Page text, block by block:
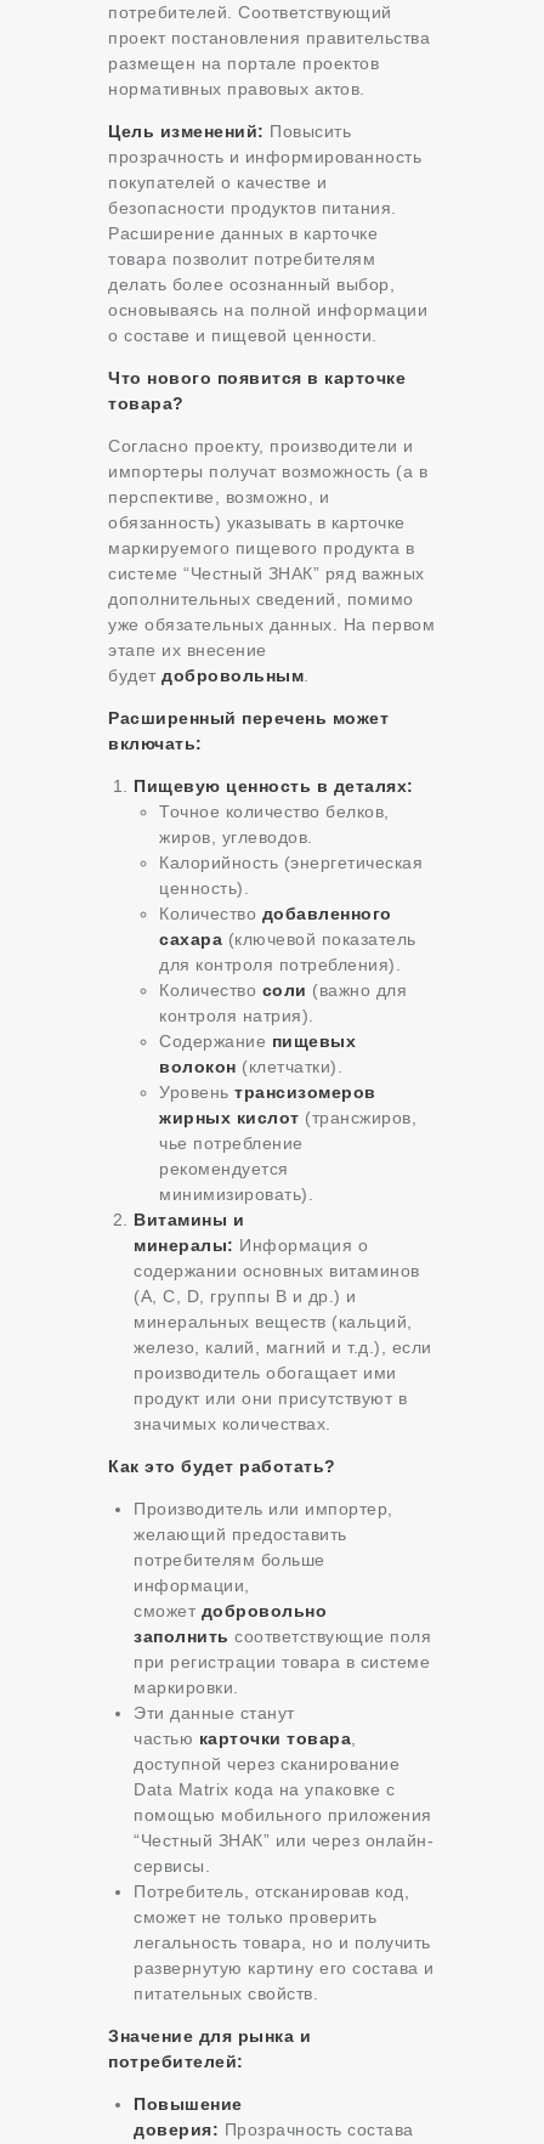
потребителей. Соответствующий
проект постановления правительства
размещен на портале проектов
нормативных правовых актов.
Цель изменений: Повысить
прозрачность и информированность
покупателей о качестве и
безопасности продуктов питания.
Расширение данных в карточке
товара позволит потребителям
делать более осознанный выбор,
основываясь на полной информации
о составе и пищевой ценности.
Что нового появится в карточке
товара?
Согласно проекту, производители и
импортеры получат возможность (а в
перспективе, возможно, и
обязанность) указывать в карточке
маркируемого пищевого продукта в
системе “Честный ЗНАК” ряд важных
дополнительных сведений, помимо
уже обязательных данных. На первом
этапе их внесение
будет добровольным
Расширенный перечень может
включать:
Пищевую ценность в деталях:
Точное количество белков,
жиров, углеводов.
Калорийность (энергетическая
ценность).
Количество добавленного
сахара (ключевой показатель
для контроля потребления).
Количество соли (важно для
контроля натрия).
Содержание пищевых
волокон (клетчатки).
Уровень трансизомеров
жирных кислот (трансжиров,
чье потребление
рекомендуется
минимизировать).
Витамины и
минералы: Информация о
содержании основных витаминов
(A, C, D, группы B и др.) и
минеральных веществ (кальций,
железо, калий, магний и т.д.), если
производитель обогащает ими
продукт или они присутствуют в
значимых количествах.
Как это будет работать?
Производитель или импортер,
желающий предоставить
потребителям больше
информации,
сможет добровольно
заполнить соответствующие поля
при регистрации товара в системе
маркировки.
Эти данные станут
частью карточки товара
доступной через сканирование
Data Matrix кода на упаковке с
помощью мобильного приложения
“Честный ЗНАК” или через онлайн-
сервисы.
Потребитель, отсканировав код,
сможет не только проверить
легальность товара, но и получить
развернутую картину его состава и
питательных свойств.
Значение для рынка и
потребителей:
Повышение
доверия: Прозрачность состава